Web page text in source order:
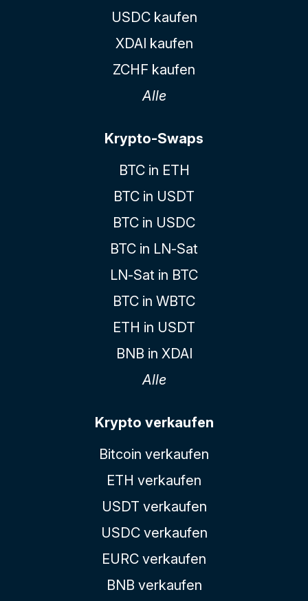
USDC kaufen
XDAI kaufen
ZCHF kaufen
Alle
Krypto-Swaps
BTC in ETH
BTC in USDT
BTC in USDC
BTC in LN-Sat
LN-Sat in BTC
BTC in WBTC
ETH in USDT
BNB in XDAI
Alle
Krypto verkaufen
Bitcoin verkaufen
ETH verkaufen
USDT verkaufen
USDC verkaufen
EURC verkaufen
BNB verkaufen